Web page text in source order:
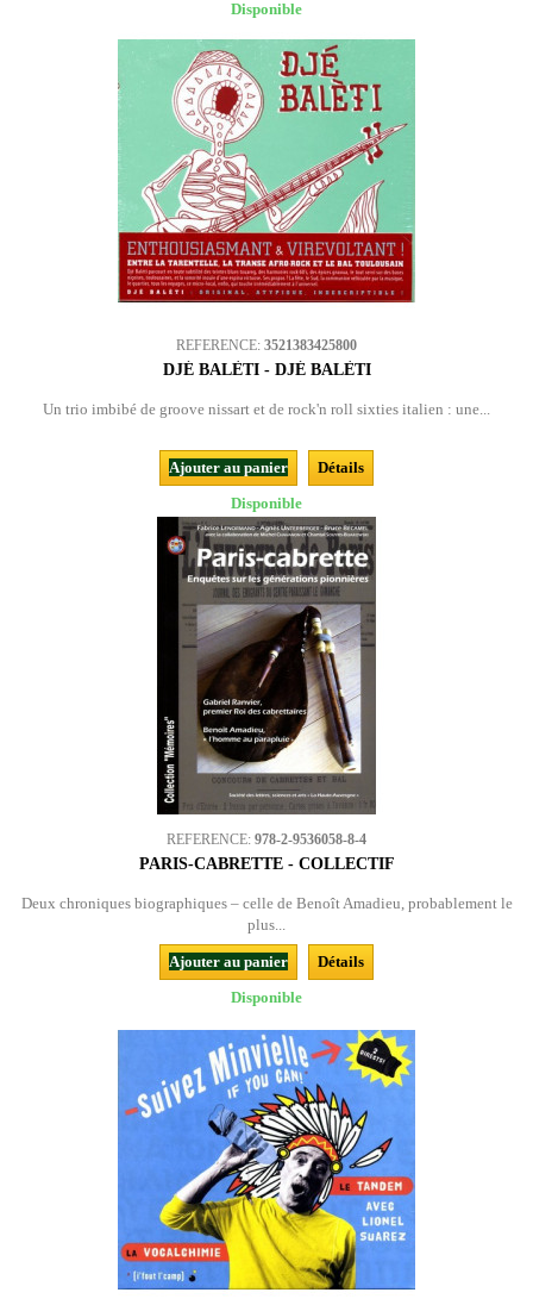
Disponible
REFERENCE: 3521383425800
DJÉ BALÈTI - DJÉ BALÈTI
Un trio imbibé de groove nissart et de rock'n roll sixties italien : une...
Ajouter au panier
Détails
Disponible
REFERENCE: 978-2-9536058-8-4
PARIS-CABRETTE - COLLECTIF
Deux chroniques biographiques – celle de Benoît Amadieu, probablement le
plus...
Ajouter au panier
Détails
Disponible